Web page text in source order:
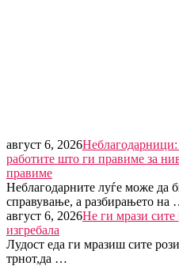
август 6, 2026Неблагодарници:
работите што ги правиме за
правиме
Неблагодарните луѓе може да
справување, а разбирањето на
август 6, 2026Не ги мрази сите
изгребала
Лудост еда ги мразиш сите
трнот,да …